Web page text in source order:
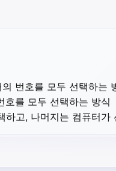
번호를 모두 선택하는
호를 모두 선택하는 방식
하고, 나머지는 컴퓨터가